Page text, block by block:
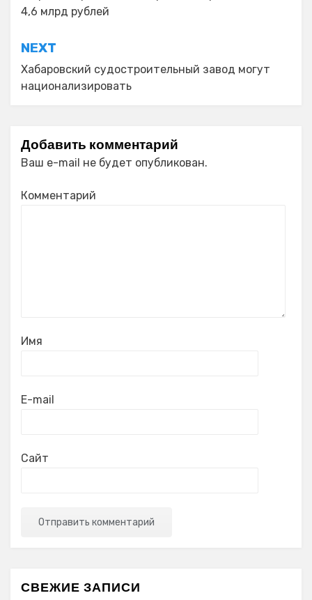
записям
4,6 млрд рублей
NEXT
Хабаровский судостроительный завод могут
национализировать
Добавить комментарий
Ваш e-mail не будет опубликован.
Комментарий
Имя
E-mail
Сайт
СВЕЖИЕ ЗАПИСИ